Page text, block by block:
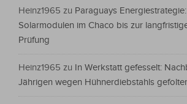
Heinz1965 zu Paraguays
Solarmodulen im Chaco bis zur
Prüfung
Heinz1965 zu In Werkstatt gefesselt:
Jährigen wegen Hühnerdiebstahls